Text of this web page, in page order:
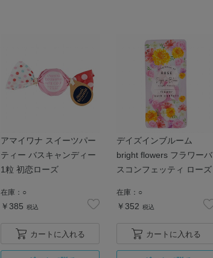
アマイワナ スイーツパー
ティー バスキャンディー
1粒 初恋ローズ
在庫： ○
￥385 税込
カートに入れる
デイズインブルーム
bright flowers フラワーバ
スコンフェッティ ローズ
在庫： ○
￥352 税込
カートに入れる